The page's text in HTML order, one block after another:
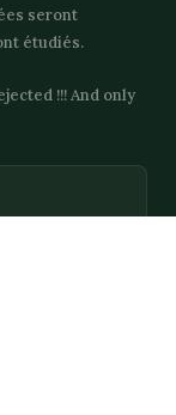
seront
étudiés.
!!! And only